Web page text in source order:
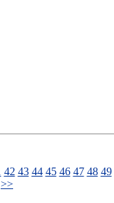
42 43 44 45 46 47 48 49
>>